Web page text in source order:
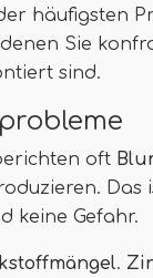
häufigsten
Sie
sind.
oft
Das
keine Gefahr.
.